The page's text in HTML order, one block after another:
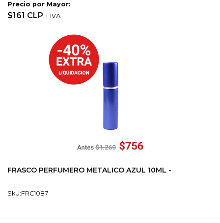
Precio por Mayor:
$161 CLP + IVA
FRASCO PERFUMERO METALICO AZUL 10ML -
SkU:FRC1087